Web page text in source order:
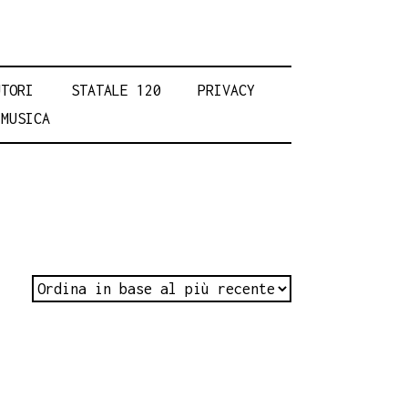
STATALE 120
PRIVACY
MUSICA